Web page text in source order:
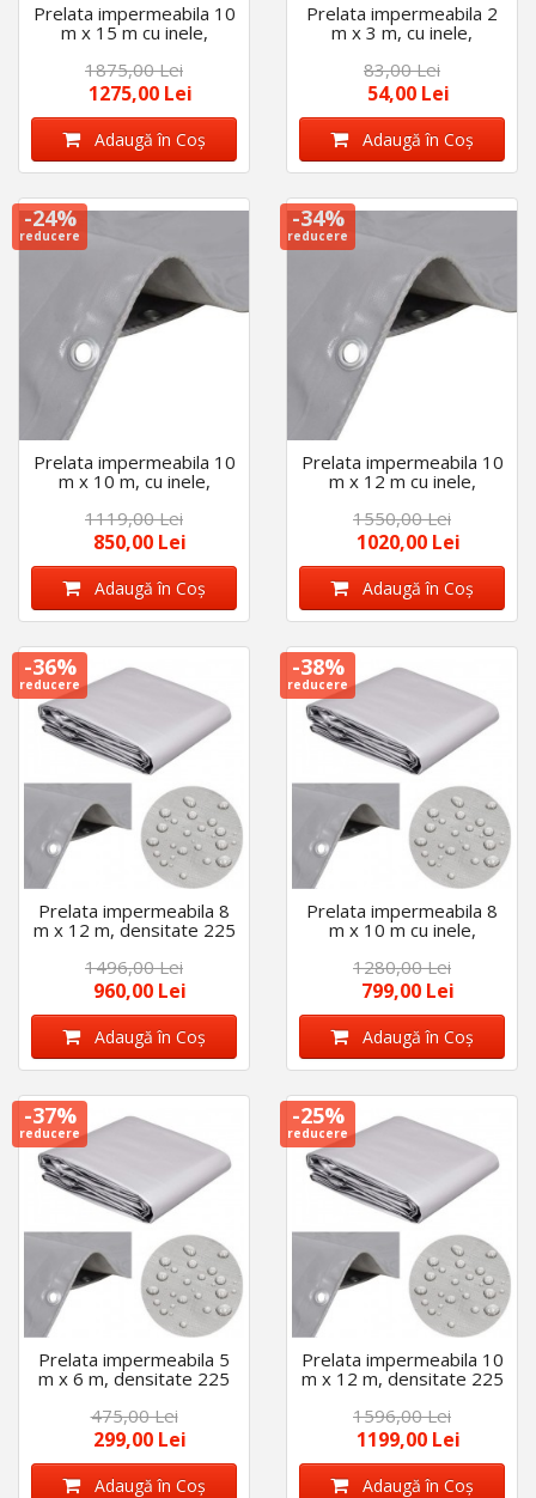
Prelata impermeabila 10
m x 15 m cu inele,
calitate premium, Gri
1875,00 Lei
1275,00 Lei
Adaugă în Coş
Prelata impermeabila 2
m x 3 m, cu inele,
calitate premium, Gri
83,00 Lei
54,00 Lei
Adaugă în Coş
-24%
reducere
Prelata impermeabila 10
m x 10 m, cu inele,
calitate premium, Gri
1119,00 Lei
850,00 Lei
Adaugă în Coş
-34%
reducere
Prelata impermeabila 10
m x 12 m cu inele,
calitate premium, Gri
1550,00 Lei
1020,00 Lei
Adaugă în Coş
-36%
reducere
Prelata impermeabila 8
m x 12 m, densitate 225
premium, Gri
1496,00 Lei
960,00 Lei
Adaugă în Coş
-38%
reducere
Prelata impermeabila 8
m x 10 m cu inele,
calitate premium, Gri
1280,00 Lei
799,00 Lei
Adaugă în Coş
-37%
reducere
Prelata impermeabila 5
m x 6 m, densitate 225
Gri
475,00 Lei
299,00 Lei
Adaugă în Coş
-25%
reducere
Prelata impermeabila 10
m x 12 m, densitate 225
premium, Gri
1596,00 Lei
1199,00 Lei
Adaugă în Coş